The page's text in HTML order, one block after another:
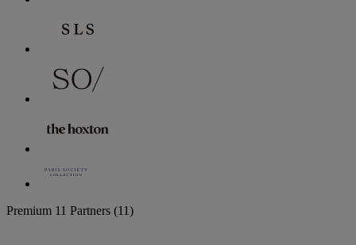
Premium 11 Partners (11)